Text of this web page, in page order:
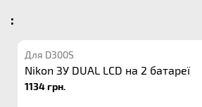
:
Для D300S
Nikon ЗУ DUAL LCD на 2 батареї
1134 грн.